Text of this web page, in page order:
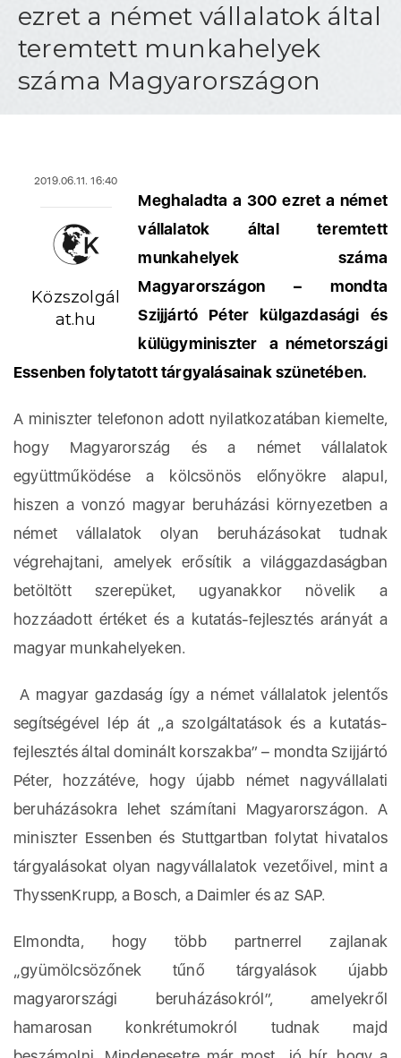
ezret a német vállalatok által
teremtett munkahelyek
száma Magyarországon
2019.06.11. 16:40
Közszolgál
at.hu
Meghaladta a 300 ezret a német
vállalatok által teremtett
munkahelyek száma
Magyarországon – mondta
Szijjártó Péter külgazdasági és
külügyminiszter a németországi
Essenben folytatott tárgyalásainak szünetében.
A miniszter telefonon adott nyilatkozatában kiemelte,
hogy Magyarország és a német vállalatok
együttműködése a kölcsönös előnyökre alapul,
hiszen a vonzó magyar beruházási környezetben a
német vállalatok olyan beruházásokat tudnak
végrehajtani, amelyek erősítik a világgazdaságban
betöltött szerepüket, ugyanakkor növelik a
hozzáadott értéket és a kutatás-fejlesztés arányát a
magyar munkahelyeken.
A magyar gazdaság így a német vállalatok jelentős
segítségével lép át „a szolgáltatások és a kutatás-
fejlesztés által dominált korszakba” – mondta Szijjártó
Péter, hozzátéve, hogy újabb német nagyvállalati
beruházásokra lehet számítani Magyarországon. A
miniszter Essenben és Stuttgartban folytat hivatalos
tárgyalásokat olyan nagyvállalatok vezetőivel, mint a
ThyssenKrupp, a Bosch, a Daimler és az SAP.
Elmondta, hogy több partnerrel zajlanak
„gyümölcsözőnek tűnő tárgyalások újabb
magyarországi beruházásokról”, amelyekről
hamarosan konkrétumokról tudnak majd